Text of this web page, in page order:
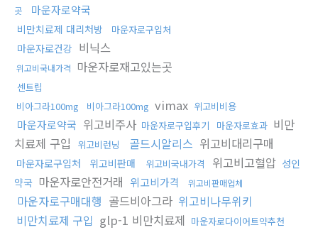
곳
마운자로약국
비만치료제 대리처방 마운자로구입처
마운자로건강 비닉스
위고비국내가격 마운자로재고있는곳
센트립
비아그라100mg
비아그라100mg vimax 위고비비용
마운자로약국 위고비주사 마운자로구입후기 마운자로효과 비만
치료제 구입
위고비런닝 골드시알리스 위고비대리구매
마운자로구입처 위고비판매 위고비국내가격 위고비고혈압 성인
약국 마운자로안전거래 위고비가격 위고비판매업체
마운자로구매대행 골드비아그라 위고비나무위키
비만치료제 구입 glp-1 비만치료제 마운자로다이어트약추천